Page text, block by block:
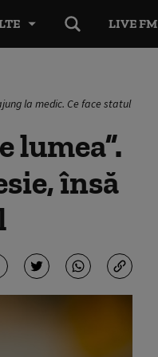
LIVE FM
la medic. Ce face statul
lumea”.
însă